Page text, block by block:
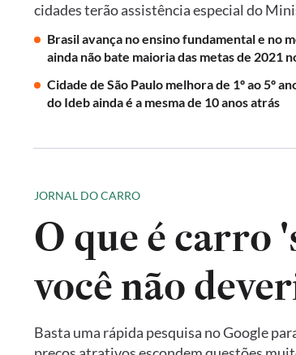
cidades terão assistência especial do
Brasil avança no ensino fundamental e no
ainda não bate maioria das metas de 2021
Cidade de São Paulo melhora de 1º ao 5º
do Ideb ainda é a mesma de 10 anos atrás
JORNAL DO CARRO
O que é carro
você não
Basta uma rápida pesquisa no Google